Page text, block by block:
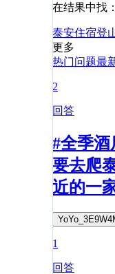
在结果中找：
泰安住宿登
更多
热门问题最
2
回答
#全季
要去爬
近的一
1
回答